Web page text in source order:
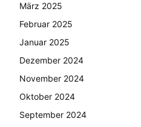
März 2025
Februar 2025
Januar 2025
Dezember 2024
November 2024
Oktober 2024
September 2024